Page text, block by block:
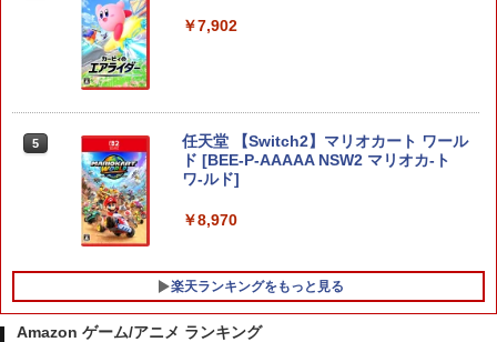
￥7,902
5
任天堂 【Switch2】マリオカート ワール
ド [BEE-P-AAAAA NSW2 マリオカ-ト
ワ-ルド]
￥8,970
楽天ランキングをもっと見る
Amazon ゲーム/アニメ ランキング